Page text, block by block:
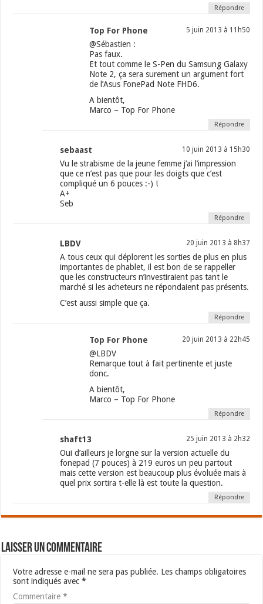
Répondre
Top For Phone 5 juin 2013 à 11h50
@Sébastien :
Pas faux.
Et tout comme le S-Pen du Samsung Galaxy
Note 2, ça sera surement un argument fort
de l’Asus FonePad Note FHD6.
A bientôt,
Marco – Top For Phone
Répondre
sebaast 10 juin 2013 à 15h30
Vu le strabisme de la jeune femme j’ai l’impression
que ce n’est pas que pour les doigts que c’est
compliqué un 6 pouces :-) !
A+
Seb
Répondre
LBDV 20 juin 2013 à 8h37
A tous ceux qui déplorent les sorties de plus en plus
importantes de phablet, il est bon de se rappeller
que les constructeurs n’investiraient pas tant le
marché si les acheteurs ne répondaient pas présents.
C’est aussi simple que ça.
Répondre
Top For Phone 20 juin 2013 à 22h45
@LBDV
Remarque tout à fait pertinente et juste
donc.
A bientôt,
Marco – Top For Phone
Répondre
shaft13 25 juin 2013 à 2h32
Oui d’ailleurs je lorgne sur la version actuelle du
fonepad (7 pouces) à 219 euros un peu partout
mais cette version est beaucoup plus évoluée mais à
quel prix sortira t-elle là est toute la question.
Répondre
Laisser un commentaire
Votre adresse e-mail ne sera pas publiée. Les champs obligatoires
sont indiqués avec*
Commentaire*